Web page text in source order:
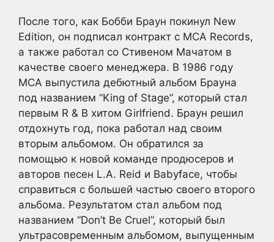
После того, как Бобби Браун покинул New
Edition, он подписал контракт с MCA Records,
а также работал со Стивеном Мачатом в
качестве своего менеджера. В 1986 году
MCA выпустила дебютный альбом Брауна
под названием “King of Stage”, который стал
первым R & B хитом Girlfriend. Браун решил
отдохнуть год, пока работал над своим
вторым альбомом. Он обратился за
помощью к новой команде продюсеров и
авторов песен L.A. Reid и Babyface, чтобы
справиться с большей частью своего второго
альбома. Результатом стал альбом под
названием “Don’t Be Cruel”, который был
ультрасовременным альбомом, выпущенным